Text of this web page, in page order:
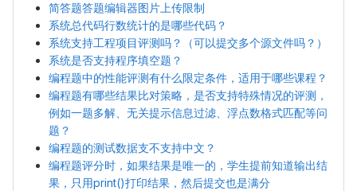
简答题答题编辑器图片上传限制
系统总代码行数统计的是哪些代码？
系统支持工程项目评测吗？（可以提交多个源文件吗？）
系统是否支持程序填空题？
编程题中的性能评测有什么限定条件，适用于哪些课程？
编程题有哪些结果比对策略，是否支持特殊情况的评测，
例如一题多解、无关提示信息过滤、浮点数格式匹配等问
题？
编程题的测试数据支不支持中文？
编程题评分时，如果结果是唯一的，学生提前知道输出结
果，只用print()打印结果，然后提交也是满分